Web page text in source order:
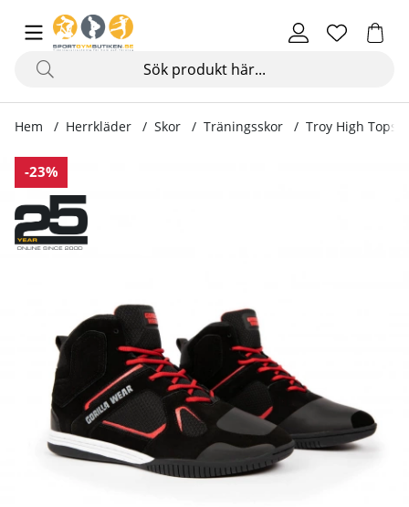
Hem Herrkläder Skor Träningsskor Troy High Tops,
-23%
Produktbilder Troy High Tops, black/red